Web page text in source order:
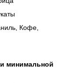
Кофе,
минимальной